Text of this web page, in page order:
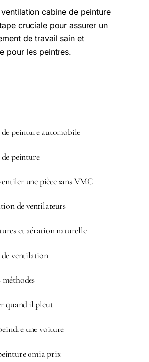
cabine de peinture
cruciale pour assurer un
de travail sain et
pour les peintres.
peinture automobile
peinture
une pièce sans VMC
de ventilateurs
et aération naturelle
ventilation
quand il pleut
une voiture
omia prix